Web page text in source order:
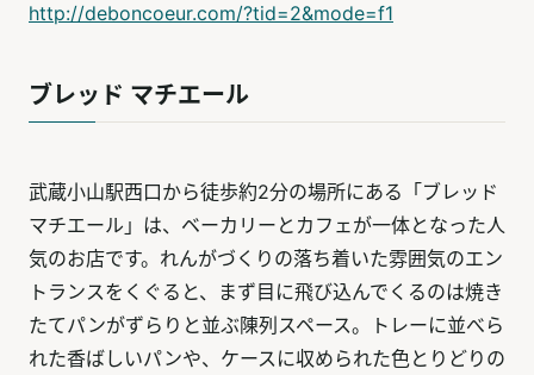
http://deboncoeur.com/?tid=2&mode=f1
ブレッド マチエール
武蔵小山駅西口から徒歩約2分の場所にある「ブレッド
マチエール」は、ベーカリーとカフェが一体となった人
気のお店です。れんがづくりの落ち着いた雰囲気のエン
トランスをくぐると、まず目に飛び込んでくるのは焼き
たてパンがずらりと並ぶ陳列スペース。トレーに並べら
れた香ばしいパンや、ケースに収められた色とりどりの